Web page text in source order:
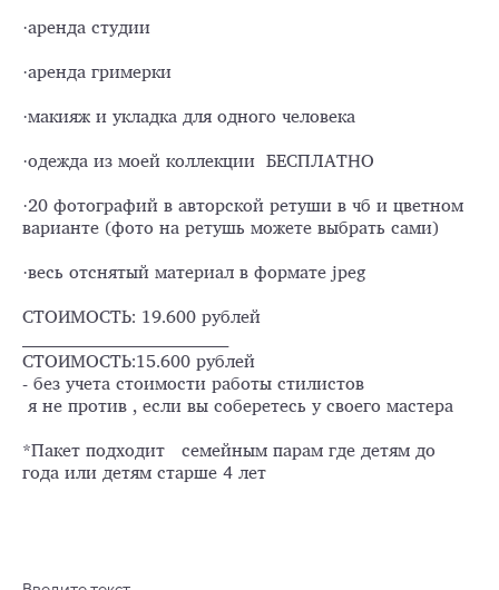
·аренда студии
·аренда гримерки
·макияж и укладка для одного человека
·одежда из моей коллекции БЕСПЛАТНО
·20 фотографий в авторской ретуши в чб и цветном
варианте (фото на ретушь можете выбрать сами)
·весь отснятый материал в формате jpeg
СТОИМОСТЬ: 19.600 рублей
_____________________________________
СТОИМОСТЬ:15.600 рублей
- без учета стоимости работы стилистов
я не против , если вы соберетесь у своего мастера
*Пакет подходит семейным парам где детям до
года или детям старше 4 лет